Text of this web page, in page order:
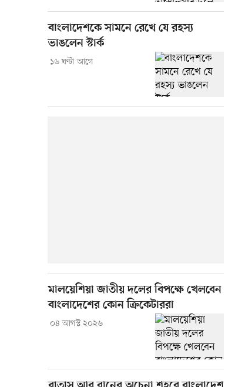
বাংলাদেশকে সামনে রেখে যে রহস্য
ভাঙলেন স্টার্ক
১৬ ঘণ্টা আগে
মালয়েশিয়া জাতীয় দলের বিপক্ষে খেলবেন
বাংলাদেশের কোন ক্রিকেটাররা
০৪ আগস্ট ২০২৬